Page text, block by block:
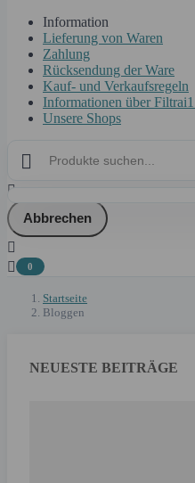
Information
Lieferung von Waren
Zahlung
Rücksendung der Ware
Kauf- und Verkaufsregeln
Informationen über
Unsere Shops


Abbrechen


0
Startseite
Bloggen
NEUESTE BEITRÄGE